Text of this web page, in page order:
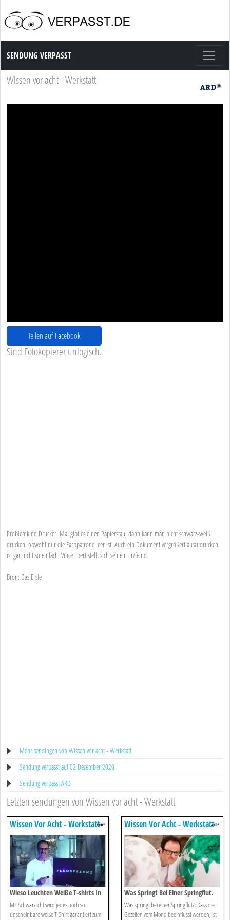
Sendung Verpasst
SENDUNG VERPASST
Wissen vor acht - Werkstatt
Teilen auf Facebook
Sind Fotokopierer unlogisch.
Problemkind Drucker: Mal gibt es einen Papierstau, dann kann man nicht schwarz-weiß
drucken, obwohl nur die Farbpatrone leer ist. Auch ein Dokument vergrößert auszudrucken,
ist gar nicht so einfach. Vince Ebert stellt sich seinem Erzfeind.
Bron: Das Erste
Mehr sendingen von Wissen vor acht - Werkstatt
Sendung verpasst auf 02 Dezember 2020
Sendung verpasst ARD
Letzten sendungen von Wissen vor acht - Werkstatt
Wissen Vor Acht - Werkstatt
Wieso Leuchten Weiße T-shirts In
Der Disco.
Mit Schwarzlicht wird jedes noch so
unscheinbare weiße T-Shirt garantiert zum
Wissen Vor Acht - Werkstatt
Was Springt Bei Einer Springflut.
Was springt bei einer Springflut?: Dass die
Gezeiten vom Mond beeinflusst werden, ist